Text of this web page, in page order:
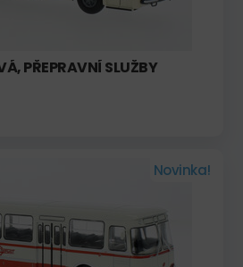
PŘEPRAVNÍ SLUŽBY
Novinka!